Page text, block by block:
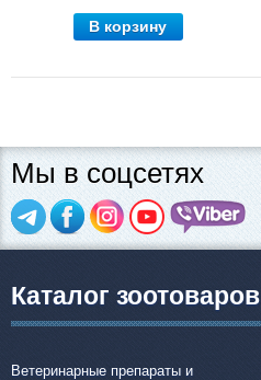
В корзину
Мы в соцсетях
Каталог зоотоваров
Ветеринарные препараты и